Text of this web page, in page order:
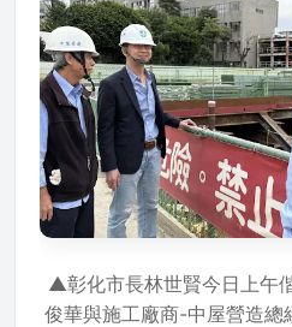
▲彰化市長林世賢今日上午
俊華與施工廠商-中屋營造總